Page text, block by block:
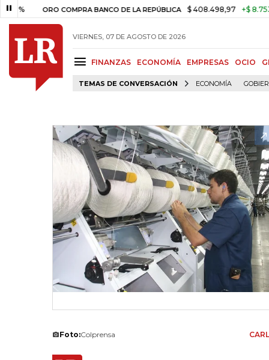
ORO COMPRA BANCO DE LA REPÚBLICA $ 408.498,97 +$ 8.753,81
VIERNES, 07 DE AGOSTO DE 2026
FINANZAS ECONOMÍA EMPRESAS OCIO
TEMAS DE CONVERSACIÓN ECONOMÍA
Foto:Colprensa